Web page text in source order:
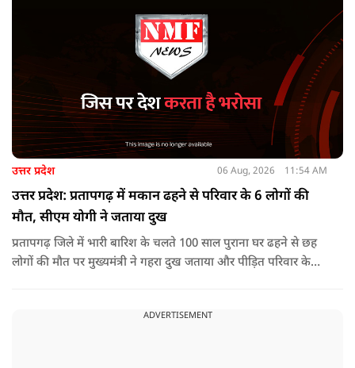
उत्तर प्रदेश 06 Aug, 2026 11:54 AM
उत्तर प्रदेश: प्रतापगढ़ में मकान ढहने से परिवार के 6 लोगों की
मौत, सीएम योगी ने जताया दुख
प्रतापगढ़ जिले में भारी बारिश के चलते 100 साल पुराना घर ढहने से छह
लोगों की मौत पर मुख्यमंत्री ने गहरा दुख जताया और पीड़ित परिवार के
ADVERTISEMENT